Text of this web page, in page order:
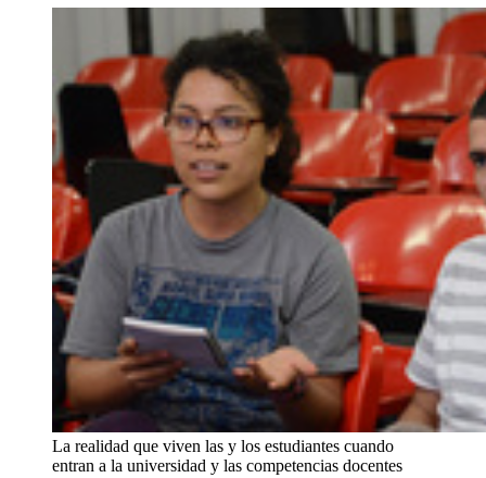
La realidad que viven las y los estudiantes cuando
entran a la universidad y las competencias docentes